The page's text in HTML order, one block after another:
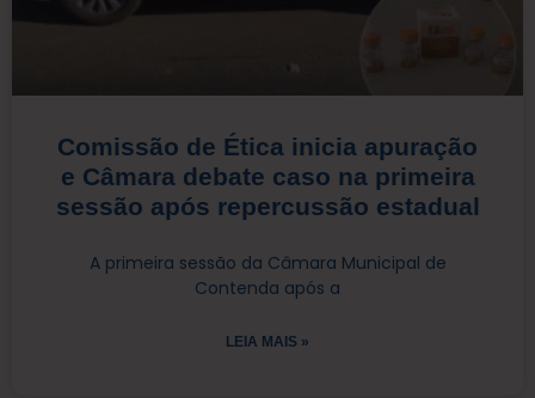
Comissão de Ética inicia apuração
e Câmara debate caso na primeira
sessão após repercussão estadual
A primeira sessão da Câmara Municipal de
Contenda após a
LEIA MAIS »